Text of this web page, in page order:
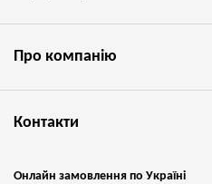
Про компанію
Контакти
Онлайн замовлення по Україні